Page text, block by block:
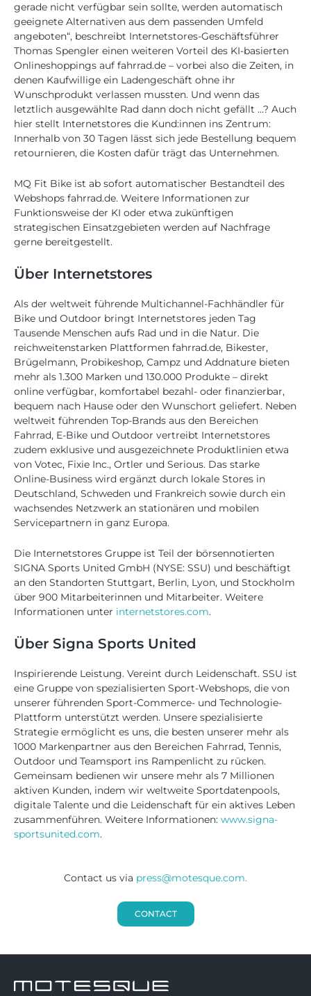
gerade nicht verfügbar sein sollte, werden automatisch
geeignete Alternativen aus dem passenden Umfeld
angeboten“, beschreibt Internetstores-Geschäftsführer
Thomas Spengler einen weiteren Vorteil des KI-basierten
Onlineshoppings auf fahrrad.de – vorbei also die Zeiten, in
denen Kaufwillige ein Ladengeschäft ohne ihr
Wunschprodukt verlassen mussten. Und wenn das
letztlich ausgewählte Rad dann doch nicht gefällt …? Auch
hier stellt Internetstores die Kund:innen ins Zentrum:
Innerhalb von 30 Tagen lässt sich jede Bestellung bequem
retournieren, die Kosten dafür trägt das Unternehmen.
MQ Fit Bike ist ab sofort automatischer Bestandteil des
Webshops fahrrad.de. Weitere Informationen zur
Funktionsweise der KI oder etwa zukünftigen
strategischen Einsatzgebieten werden auf Nachfrage
gerne bereitgestellt.
Über Internetstores
Als der weltweit führende Multichannel-Fachhändler für
Bike und Outdoor bringt Internetstores jeden Tag
Tausende Menschen aufs Rad und in die Natur. Die
reichweitenstarken Plattformen fahrrad.de, Bikester,
Brügelmann, Probikeshop, Campz und Addnature bieten
mehr als 1.300 Marken und 130.000 Produkte – direkt
online verfügbar, komfortabel bezahl- oder finanzierbar,
bequem nach Hause oder den Wunschort geliefert. Neben
weltweit führenden Top-Brands aus den Bereichen
Fahrrad, E-Bike und Outdoor vertreibt Internetstores
zudem exklusive und ausgezeichnete Produktlinien etwa
von Votec, Fixie Inc., Ortler und Serious. Das starke
Online-Business wird ergänzt durch lokale Stores in
Deutschland, Schweden und Frankreich sowie durch ein
wachsendes Netzwerk an stationären und mobilen
Servicepartnern in ganz Europa.
Die Internetstores Gruppe ist Teil der börsennotierten
SIGNA Sports United GmbH (NYSE: SSU) und beschäftigt
an den Standorten Stuttgart, Berlin, Lyon, und Stockholm
über 900 Mitarbeiterinnen und Mitarbeiter. Weitere
Informationen unter internetstores.com.
Über Signa Sports United
Inspirierende Leistung. Vereint durch Leidenschaft. SSU ist
eine Gruppe von spezialisierten Sport-Webshops, die von
unserer führenden Sport-Commerce- und Technologie-
Plattform unterstützt werden. Unsere spezialisierte
Strategie ermöglicht es uns, die besten unserer mehr als
1000 Markenpartner aus den Bereichen Fahrrad, Tennis,
Outdoor und Teamsport ins Rampenlicht zu rücken.
Gemeinsam bedienen wir unsere mehr als 7 Millionen
aktiven Kunden, indem wir weltweite Sportdatenpools,
digitale Talente und die Leidenschaft für ein aktives Leben
zusammenführen. Weitere Informationen: www.signa-
sportsunited.com.
Contact us via press@motesque.com.
CONTACT